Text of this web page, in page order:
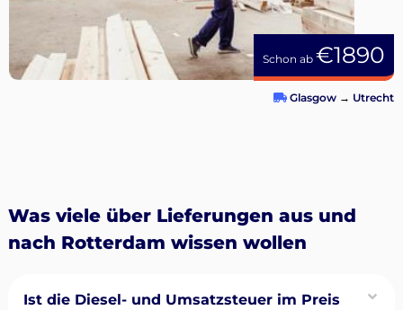
Schon ab €1890
Glasgow → Utrecht
Was viele über Lieferungen aus und
nach Rotterdam wissen wollen
Ist die Diesel- und Umsatzsteuer im Preis